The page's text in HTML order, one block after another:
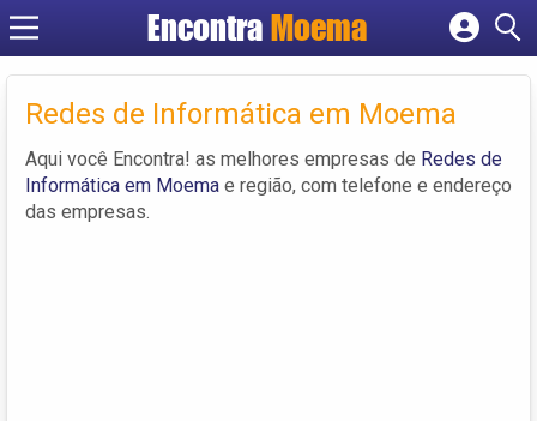
Encontra Moema
Criar conta
Redes de Informática em Moema
Aqui você Encontra! as melhores empresas de Redes de
Informática em Moema e região, com telefone e endereço
das empresas.